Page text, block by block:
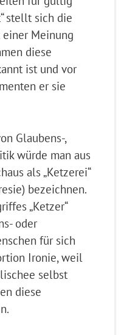
stellt sich die
Meinung
diese
ist und vor
er sie
Glaubens-,
würde man aus
als „Ketzerei“
bezeichnen.
„Ketzer“
oder
für sich
Ironie, weil
selbst
diese